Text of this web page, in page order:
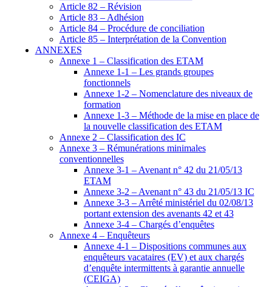
Article 82 – Révision
Article 83 – Adhésion
Article 84 – Procédure de conciliation
Article 85 – Interprétation de la Convention
ANNEXES
Annexe 1 – Classification des ETAM
Annexe 1-1 – Les grands groupes
fonctionnels
Annexe 1-2 – Nomenclature des niveaux de
formation
Annexe 1-3 – Méthode de la mise en place de
la nouvelle classification des ETAM
Annexe 2 – Classification des IC
Annexe 3 – Rémunérations minimales
conventionnelles
Annexe 3-1 – Avenant n° 42 du 21/05/13
ETAM
Annexe 3-2 – Avenant n° 43 du 21/05/13 IC
Annexe 3-3 – Arrêté ministériel du 02/08/13
portant extension des avenants 42 et 43
Annexe 3-4 – Chargés d’enquêtes
Annexe 4 – Enquêteurs
Annexe 4-1 – Dispositions communes aux
enquêteurs vacataires (EV) et aux chargés
d’enquête intermittents à garantie annuelle
(CEIGA)